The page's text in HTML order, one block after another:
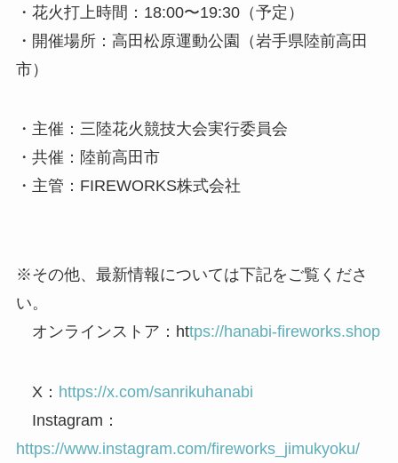
・花火打上時間：18:00〜19:30（予定）
・開催場所：高田松原運動公園（岩手県陸前高田
市）
・主催：三陸花火競技大会実行委員会
・共催：陸前高田市
・主管：FIREWORKS株式会社
※その他、最新情報については下記をご覧くださ
い。
オンラインストア：https://hanabi-fireworks.shop
X： https://x.com/sanrikuhanabi
Instagram：
https://www.instagram.com/fireworks_jimukyoku/